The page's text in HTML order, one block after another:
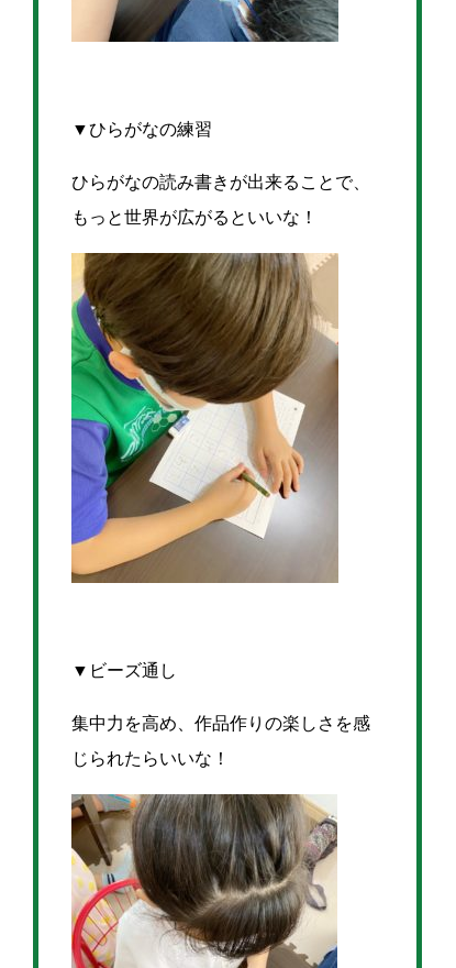
▼ひらがなの練習
ひらがなの読み書きが出来ることで、
もっと世界が広がるといいな！
▼ビーズ通し
集中力を高め、作品作りの楽しさを感
じられたらいいな！